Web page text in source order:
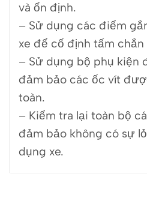
và ổn định.
– Sử dụng các điểm
xe để cố định tấm chắn
– Sử dụng bộ phụ kiện
đảm bảo các ốc vít
toàn.
– Kiểm tra lại toàn bộ
đảm bảo không có sự
dụng xe.